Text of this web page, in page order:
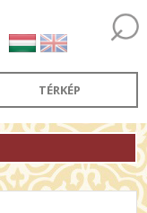
TÉRKÉP